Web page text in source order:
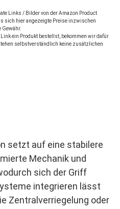
Links / Bilder von der Amazon Product
sich hier angezeigte Preise inzwischen
Gewähr.
ein Produkt bestellst, bekommen wir dafür
selbstverständlich keine zusätzlichen
setzt auf eine stabilere
Mechanik und
sich der Griff
integrieren lässt
Zentralverriegelung oder